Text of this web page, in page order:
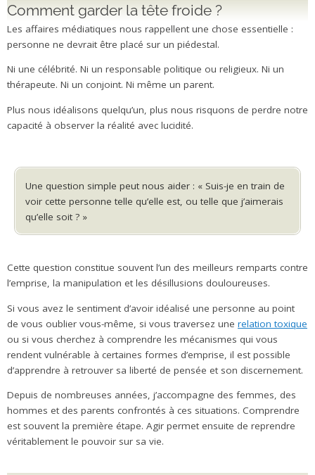
Comment garder la tête froide ?
Les affaires médiatiques nous rappellent une chose essentielle :
personne ne devrait être placé sur un piédestal.
Ni une célébrité. Ni un responsable politique ou religieux. Ni un
thérapeute. Ni un conjoint. Ni même un parent.
Plus nous idéalisons quelqu’un, plus nous risquons de perdre notre
capacité à observer la réalité avec lucidité.
Une question simple peut nous aider : « Suis-je en train de
voir cette personne telle qu’elle est, ou telle que j’aimerais
qu’elle soit ? »
Cette question constitue souvent l’un des meilleurs remparts contre
l’emprise, la manipulation et les désillusions douloureuses.
Si vous avez le sentiment d’avoir idéalisé une personne au point
de vous oublier vous-même, si vous traversez une relation toxique
ou si vous cherchez à comprendre les mécanismes qui vous
rendent vulnérable à certaines formes d’emprise, il est possible
d’apprendre à retrouver sa liberté de pensée et son discernement.
Depuis de nombreuses années, j’accompagne des femmes, des
hommes et des parents confrontés à ces situations. Comprendre
est souvent la première étape. Agir permet ensuite de reprendre
véritablement le pouvoir sur sa vie.